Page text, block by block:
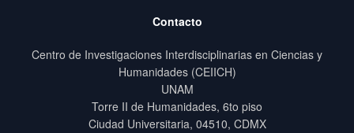
Contacto
Centro de Investigaciones Interdisciplinarias en Ciencias y
Humanidades (CEIICH)
UNAM
Torre II de Humanidades, 6to piso
Ciudad Universitaria, 04510, CDMX